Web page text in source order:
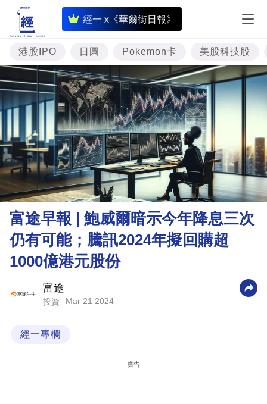
經一 x《華爾街日報》
即
時
財
經
專
題
投
資
樓
市
理
商
業
技
港股IPO 日圓 Pokemon卡 美股科技股
富途早報 | 鮑威爾暗示今年降息三次
仍有可能；騰訊2024年擬回購超
1000億港元股份
富途
投資 Mar 21 2024
經一專欄
廣告